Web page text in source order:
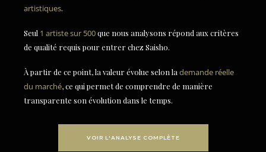
artistiques.
Seul 1 artiste sur 500que nous analysons répond aux critères
de qualité requis pour entrer chez Saisho.
À partir de ce point, la valeur évolue selon la demande réelle
du marché, ce qui permet de comprendre de manière
transparente son évolution dans le temps.
VOIR L'ANALYSE COMPLÈTE